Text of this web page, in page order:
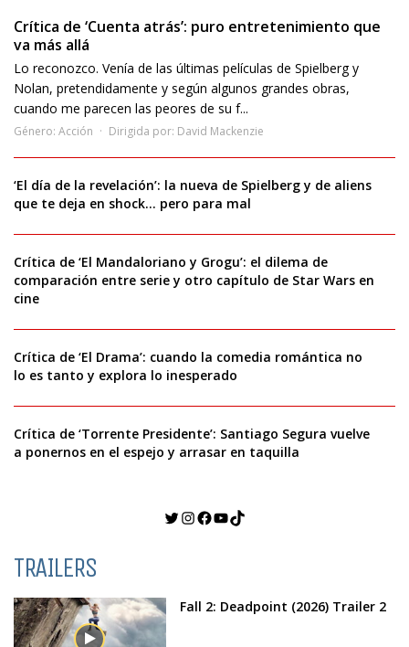
Crítica de ‘Cuenta atrás’: puro entretenimiento que
va más allá
Lo reconozco. Venía de las últimas películas de Spielberg y
Nolan, pretendidamente y según algunos grandes obras,
cuando me parecen las peores de su f...
Género: Acción Dirigida por: David Mackenzie
‘El día de la revelación’: la nueva de Spielberg y de aliens
que te deja en shock… pero para mal
Crítica de ‘El Mandaloriano y Grogu’: el dilema de
comparación entre serie y otro capítulo de Star Wars en
cine
Crítica de ‘El Drama’: cuando la comedia romántica no
lo es tanto y explora lo inesperado
Crítica de ‘Torrente Presidente’: Santiago Segura vuelve
a ponernos en el espejo y arrasar en taquilla
Twitter
Instagram
Facebook
YouTube
TikTok
TRAILERS
Fall 2: Deadpoint (2026) Trailer 2